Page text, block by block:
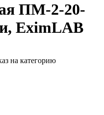
ПМ-2-20-
EximLAB
на категорию